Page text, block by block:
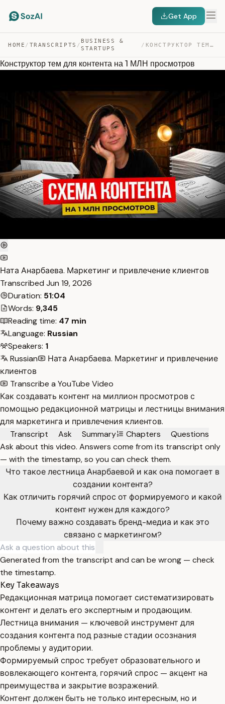
Get App
HOME / TRANSCRIPTS /
BUSINESS &
STARTUPS
/ КОНСТРУКТОР ТЕМ ДЛЯ КОНТЕНТА НА 1 МЛН ПРОСМОТРОВ — TRANSCRIPT
Конструктор тем для контента на 1 МЛН просмотров
Ната Анарбаева. Маркетинг и привлечение клиентов
Transcribed Jun 19, 2026
Duration: 51:04
Words: 9,345
Reading time: 47 min
Language: Russian
Speakers: 1
Russian
Ната Анарбаева. Маркетинг и привлечение
клиентов
Transcribe a YouTube Video
Как создавать контент на миллион просмотров с
помощью редакционной матрицы и лестницы внимания
для маркетинга и привлечения клиентов.
Transcript
Ask Summary Chapters
Questions
Ask about this video. Answers come from its transcript only
— with the timestamp, so you can check them.
Что такое лестница Анарбаевой и как она помогает в
создании контента?
Как отличить горячий спрос от формируемого и какой
контент нужен для каждого?
Почему важно создавать бренд-медиа и как это
связано с маркетингом?
Generated from the transcript and can be wrong — check
the timestamp.
Key Takeaways
Редакционная матрица помогает систематизировать
контент и делать его экспертным и продающим.
Лестница внимания — ключевой инструмент для
создания контента под разные стадии осознания
проблемы у аудитории.
Формируемый спрос требует образовательного и
вовлекающего контента, горячий спрос — акцент на
преимущества и закрытие возражений.
Контент должен быть не только интересным, но и